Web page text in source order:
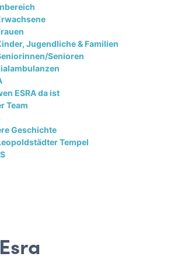
Jugendliche & Familien
Senioren
ESRA da ist
Team
Geschichte
Tempel